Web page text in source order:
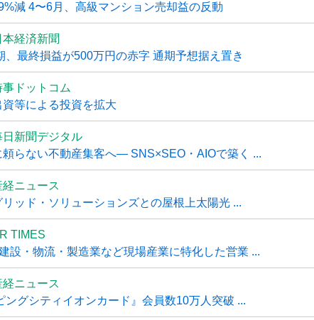
減 4〜6月、高級マンション売却益の反動
本経済新聞
、最終損益が500万円の赤字 通期予想据え置き
事ドットコム
等による投資を拡大
日新聞デジタル
らない不動産集客へ― SNS×SEO・AIOで築く ...
経ニュース
ッド・ソリューションズとの屋根上太陽光 ...
TIMES
設・物流・製造業など現場産業に特化した営業 ...
経ニュース
ングシティイオンカード』会員数10万人突破 ...